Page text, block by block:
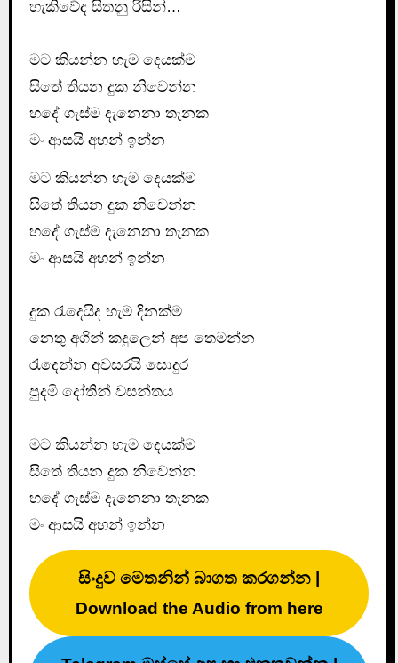
හැකිවේද සිතනු රිසින්…
මට කියන්න හැම දෙයක්ම
සිතේ තියන දුක නිවෙන්න
හදේ ගැස්ම ‍දැනෙනා තැනක
මං ආසයි අහන් ඉන්න
මට කියන්න හැම දෙයක්ම
සිතේ තියන දුක නිවෙන්න
හදේ ගැස්ම ‍දැනෙනා තැනක
මං ආසයි අහන් ඉන්න
දුක රැදෙයිද හැම දිනක්ම
නෙතු අගින් කදුලෙන් අප තෙමන්න
රැදෙන්න අවසරයි සොදුර
පුදමි දෝතින් වසන්තය
මට කියන්න හැම දෙයක්ම
සිතේ තියන දුක නිවෙන්න
හදේ ගැස්ම ‍දැනෙනා තැනක
මං ආසයි අහන් ඉන්න
සිංදුව මෙතනින් බාගත කරගන්න |
Download the Audio from here